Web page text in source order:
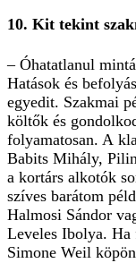
10. Kit tekint
– Óhatatlanul
Hatások és
egyedit. Szakmai
költők és
folyamatosan. A
Babits Mihály,
a kortárs alkotók
szíves barátom
Halmosi Sándor
Leveles Ibolya.
Simone Weil